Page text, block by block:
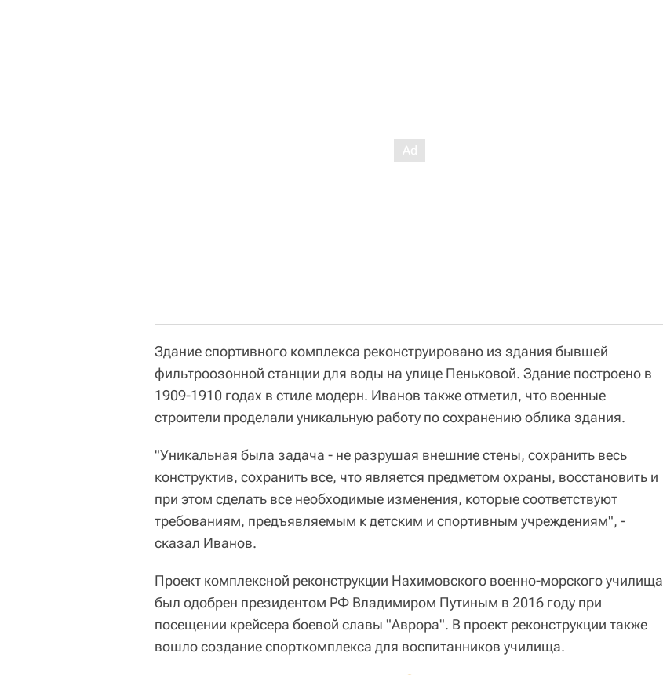
Здание спортивного комплекса реконструировано из здания бывшей
фильтроозонной станции для воды на улице Пеньковой. Здание построено в
1909-1910 годах в стиле модерн. Иванов также отметил, что военные
строители проделали уникальную работу по сохранению облика здания.
"Уникальная была задача - не разрушая внешние стены, сохранить весь
конструктив, сохранить все, что является предметом охраны, восстановить и
при этом сделать все необходимые изменения, которые соответствуют
требованиям, предъявляемым к детским и спортивным учреждениям", -
сказал Иванов.
Проект комплексной реконструкции Нахимовского военно-морского училища
был одобрен президентом РФ Владимиром Путиным в 2016 году при
посещении крейсера боевой славы "Аврора". В проект реконструкции также
вошло создание спорткомплекса для воспитанников училища.